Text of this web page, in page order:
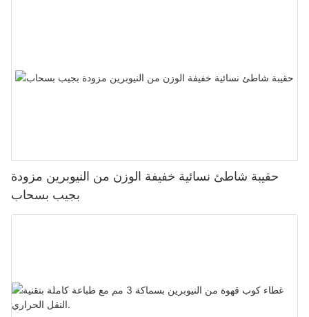
حقيبة شاطئ نسائية خفيفة الوزن من النيوبرين مزودة
بجيب بسحاب